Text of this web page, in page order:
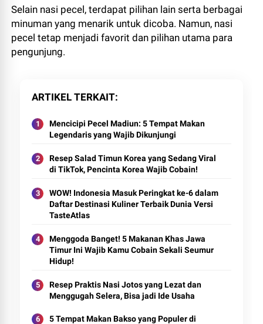
Selain nasi pecel, terdapat pilihan lain serta berbagai
minuman yang menarik untuk dicoba. Namun, nasi
pecel tetap menjadi favorit dan pilihan utama para
pengunjung.
ARTIKEL TERKAIT
Mencicipi Pecel Madiun: 5 Tempat Makan
Legendaris yang Wajib Dikunjungi
Resep Salad Timun Korea yang Sedang Viral
di TikTok, Pencinta Korea Wajib Cobain!
WOW! Indonesia Masuk Peringkat ke-6 dalam
Daftar Destinasi Kuliner Terbaik Dunia Versi
TasteAtlas
Menggoda Banget! 5 Makanan Khas Jawa
Timur Ini Wajib Kamu Cobain Sekali Seumur
Hidup!
Resep Praktis Nasi Jotos yang Lezat dan
Menggugah Selera, Bisa jadi Ide Usaha
5 Tempat Makan Bakso yang Populer di